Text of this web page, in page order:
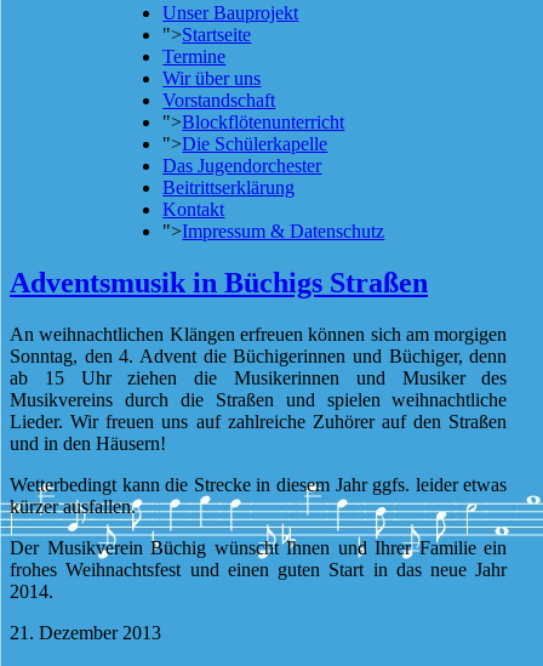
Unser Bauprojekt
">Startseite
Termine
Wir über uns
Vorstandschaft
">Blockflötenunterricht
">Die Schülerkapelle
Das Jugendorchester
Beitrittserklärung
Kontakt
">Impressum & Datenschutz
Adventsmusik in Büchigs Straßen
An weihnachtlichen Klängen erfreuen können sich am morgigen
Sonntag, den 4. Advent die Büchigerinnen und Büchiger, denn
ab 15 Uhr ziehen die Musikerinnen und Musiker des
Musikvereins durch die Straßen und spielen weihnachtliche
Lieder. Wir freuen uns auf zahlreiche Zuhörer auf den Straßen
und in den Häusern!
Wetterbedingt kann die Strecke in diesem Jahr ggfs. leider etwas
kürzer ausfallen.
Der Musikverein Büchig wünscht Ihnen und Ihrer Familie ein
frohes Weihnachtsfest und einen guten Start in das neue Jahr
2014.
21. Dezember 2013